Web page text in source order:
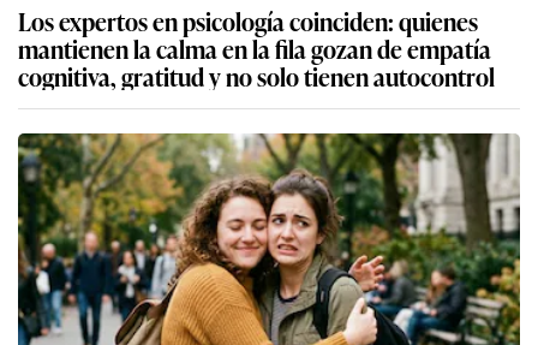
Los expertos en psicología coinciden: quienes
mantienen la calma en la fila gozan de empatía
cognitiva, gratitud y no solo tienen autocontrol